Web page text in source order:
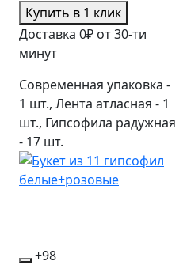
Купить в 1 клик
Доставка 0₽ от 30-ти
минут
Современная упаковка -
1 шт., Лента атласная - 1
шт., Гипсофила радужная
- 17 шт.
+98